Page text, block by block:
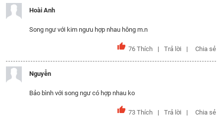
Hoài Anh
Song ngư với kim ngưu hợp nhau hông m.n
76 Thích Trả lời Chia sẻ
Nguyễn
Bảo bình với song ngư có hợp nhau ko
73 Thích Trả lời Chia sẻ